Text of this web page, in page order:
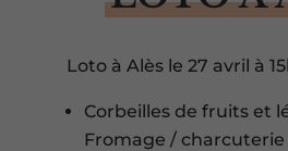
Loto à Alès le 27 avril à
Corbeilles de fruits et
Fromage / charcuterie